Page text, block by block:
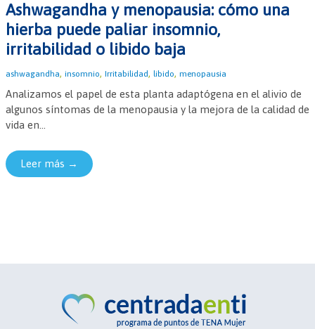
Ashwagandha y menopausia: cómo una
hierba puede paliar insomnio,
irritabilidad o libido baja
ashwagandha, insomnio, Irritabilidad , libido, menopausia
Analizamos el papel de esta planta adaptógena en el alivio de
algunos síntomas de la menopausia y la mejora de la calidad de
vida en...
Leer más →